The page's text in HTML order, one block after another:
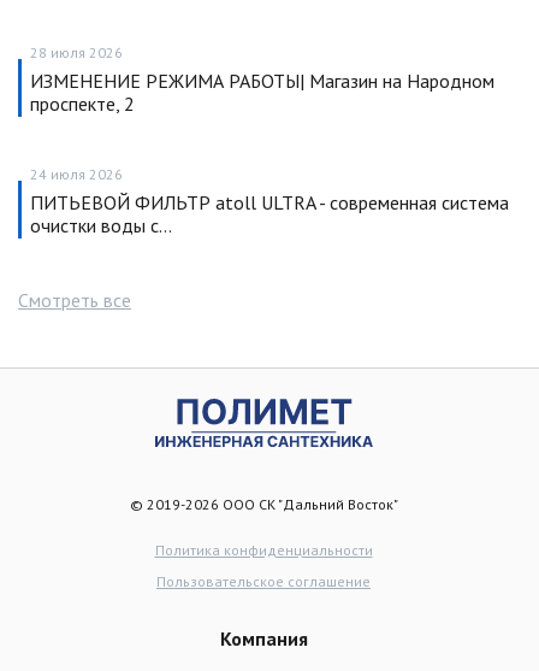
28 июля 2026
ИЗМЕНЕНИЕ РЕЖИМА РАБОТЫ| Магазин на Народном
проспекте, 2
24 июля 2026
ПИТЬЕВОЙ ФИЛЬТР atoll ULTRA - современная система
очистки воды с…
Смотреть все
© 2019-2026 ООО СК "Дальний Восток"
Политика конфиденциальности
Пользовательское соглашение
Компания